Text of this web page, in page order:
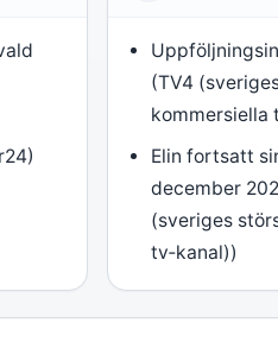
(TV4
kommersiella
Elin fortsatt
december
(sveriges
tv‑kanal))